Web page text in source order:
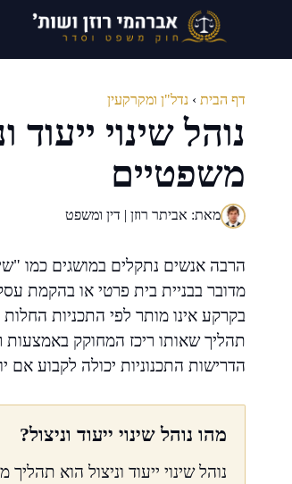
דף הבית › נדל"ן ומקרקעין
נוהל שינוי
משפטיים
מאת: אביתר רוזן | דין ומשפט
הרבה אנשים נתקלים במושגים כמו
מדובר בבניית בית פרטי או בהקמת
בקרקע אינו מותר לפי התכניות
תהליך שאותו ריכז המחוקק באמצעות
הדרישות התכנוניות יכולה לקבוע אם
מהו נוהל שינוי ייעוד וניצול?
נוהל שינוי ייעוד וניצול הוא